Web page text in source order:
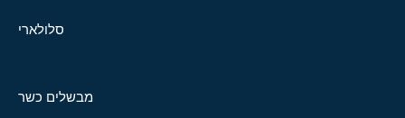
סלולארי
מבשלים כשר